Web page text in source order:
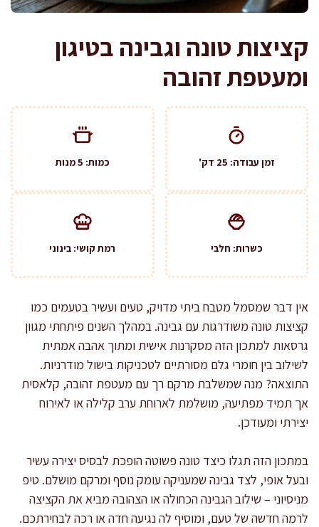
קציצות טונה וגבינה בטיגון
ומעטפת זהובה
זמן עבודה: 25 דק' כמות: 5 מנות
כשרות: חלבי רמת קושי: בינוני
אין דבר שמסמל מטבח ביתי מדויק, טעים ועשיר בטעמים כמו
קציצות טונה משודרגות עם גבינה. במהלך השנים פיתחתי מגוון
גרסאות למתכון הזה מסקרנות אישית ומתוך אהבה אמתית
לשילוב בין חומרי גלם מסורתיים לטכניקות בישול מודרניות.
התוצאה? מנה שמשלבת מרקם רך עם מעטפת זהובה, קלאסית
אך תמיד מפתיעה, מושלמת לארוחת ערב קלילה או לאירוח
יצירתי ומעודכן.
במתכון הזה תגלו כיצד טונה פשוטה הופכת לבסיס יצירה עשיר
ובעל אופי, לצד גבינה שמעניקה עומק נוסף ומרקם מושלם. טיפ
מניסיוני – שילוב הגבינה הכחולה או הצהובה מביא את הקציצה
לרמה חדשה של טעם, ומוסיף לה נגיעה חדה או רכה לבחירתכם.